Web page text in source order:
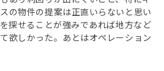
の物件の提案は正直いらないと思い
探せることが強みであれば地方など
欲しかった。あとはオペレーション